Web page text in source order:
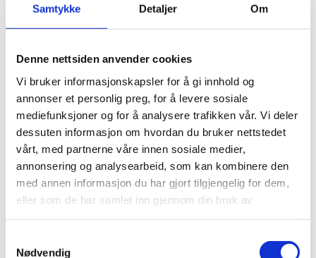
Samtykke Detaljer Om
Denne nettsiden anvender cookies
Vi bruker informasjonskapsler for å gi innhold og
annonser et personlig preg, for å levere sosiale
mediefunksjoner og for å analysere trafikken vår. Vi deler
dessuten informasjon om hvordan du bruker nettstedet
vårt, med partnerne våre innen sosiale medier,
annonsering og analysearbeid, som kan kombinere den
med annen informasjon du har gjort tilgjengelig for dem,
eller som de har samlet inn gjennom din bruk av
Nødvendig
PARK HOTEL VOSSEVANGEN
VELKOMMEN TIL
LOBBYEN
TILBUD, INSPIRASJON OG TIPS DIREKTE FRA PARK VOSS TIL